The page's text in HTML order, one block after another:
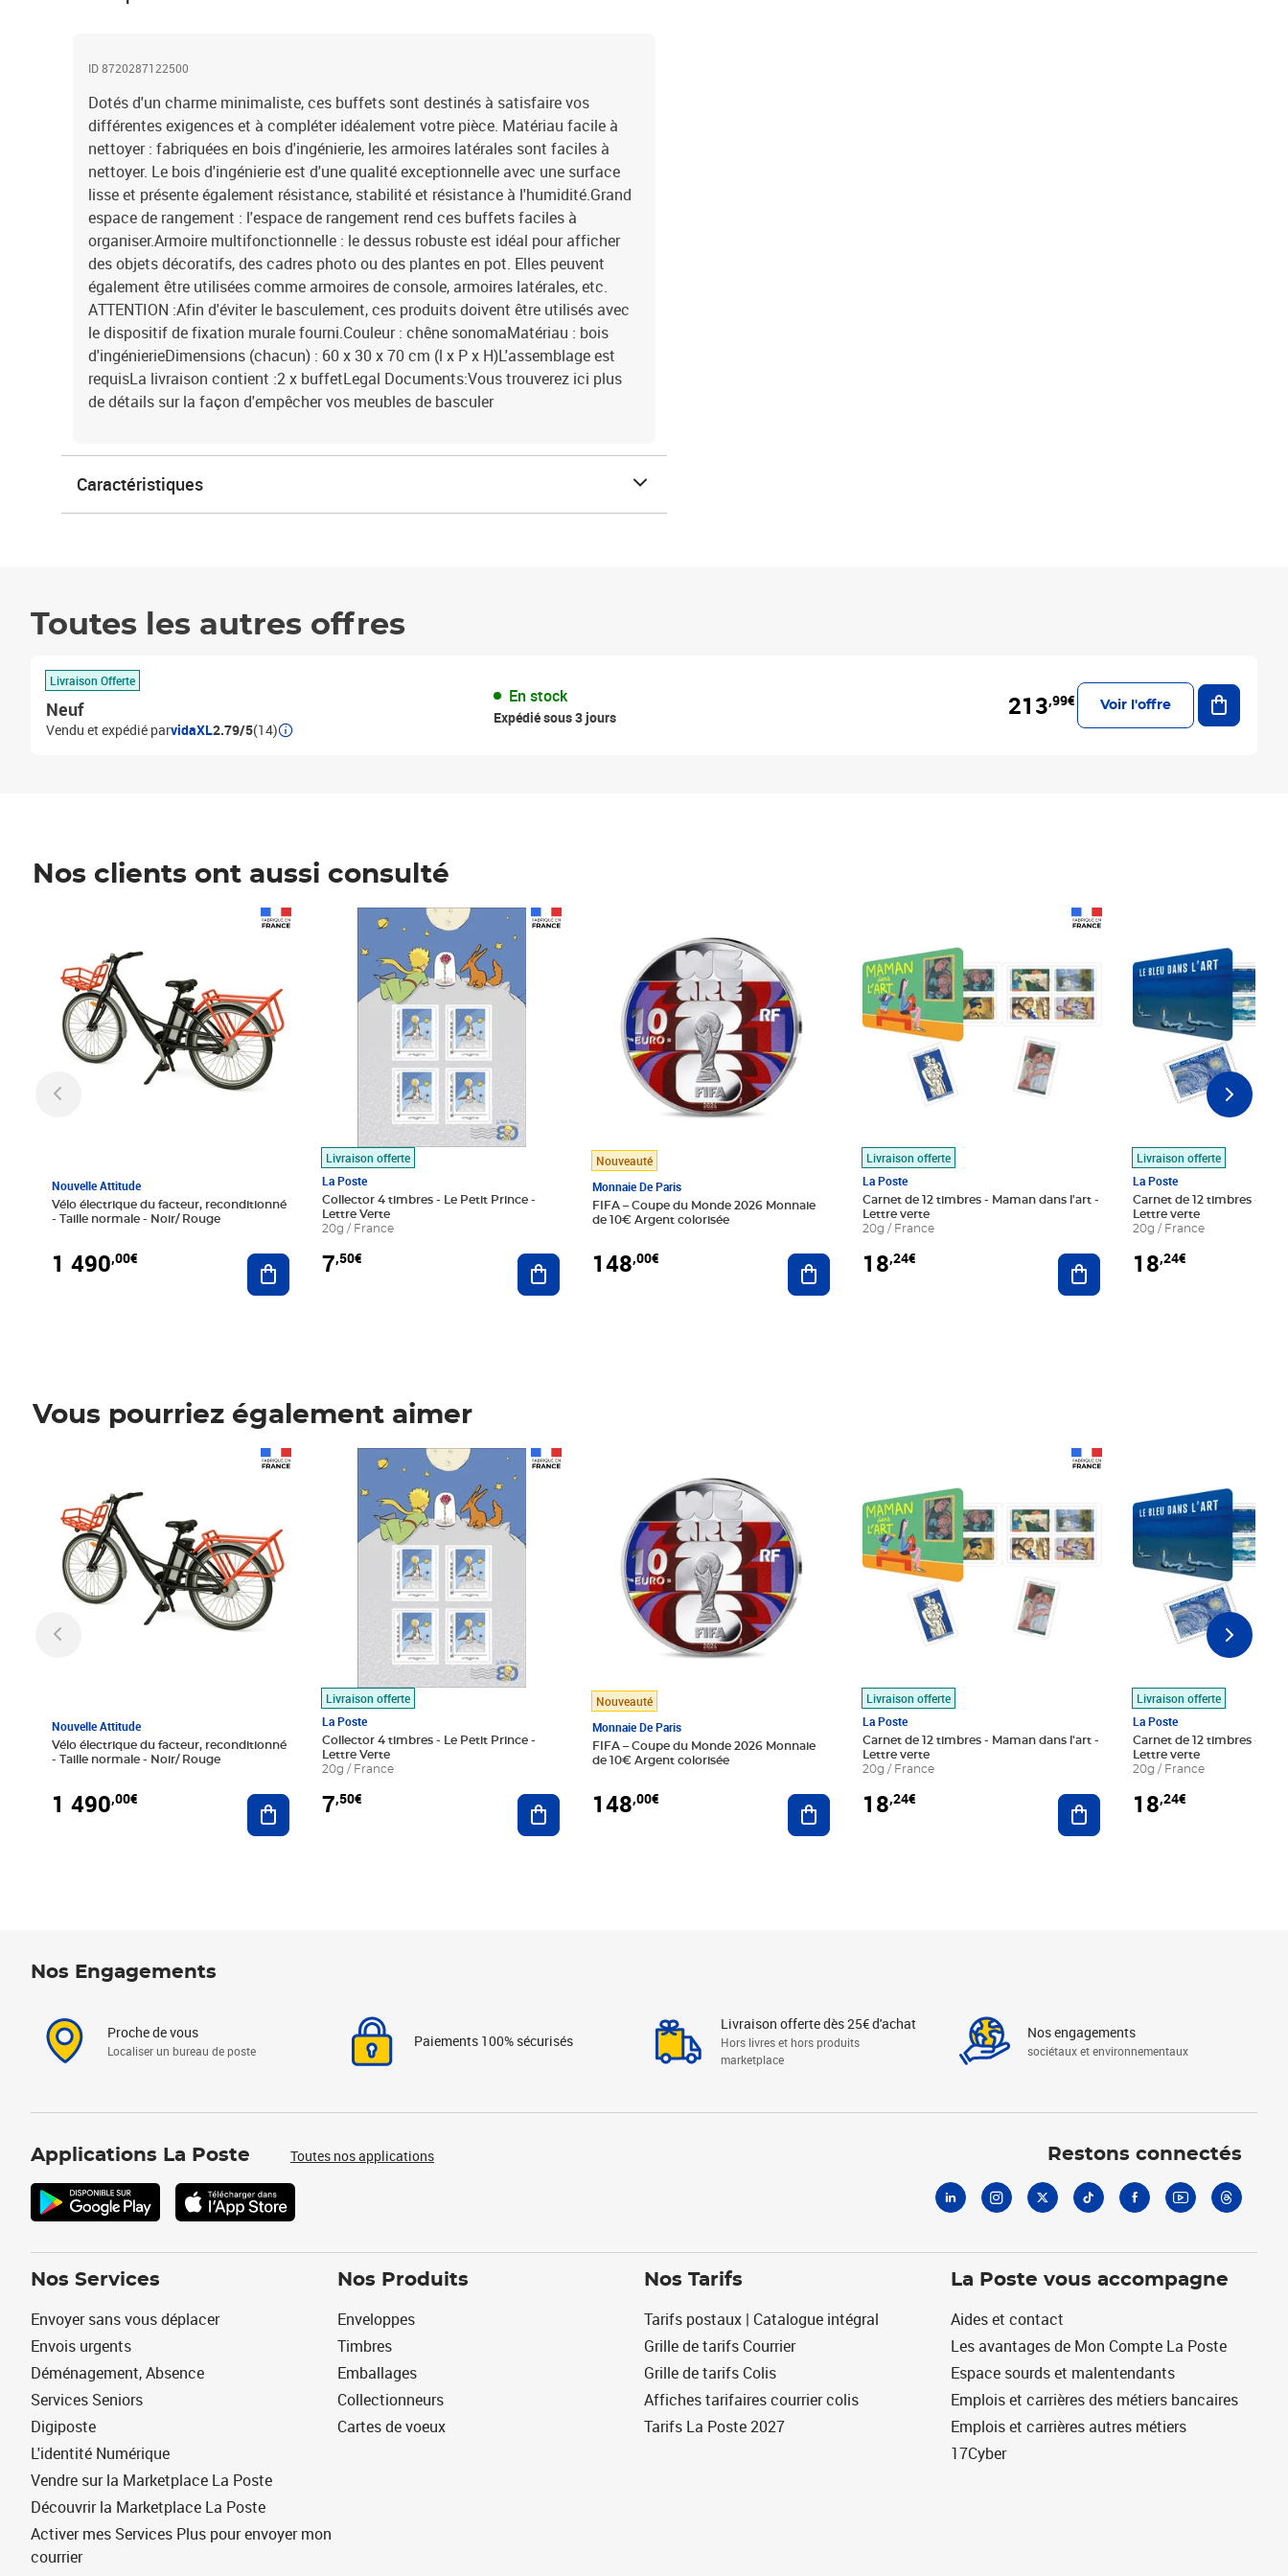
ID 8720287122500
Dotés d'un charme minimaliste, ces buffets sont destinés à satisfaire vos
différentes exigences et à compléter idéalement votre pièce. Matériau facile à
nettoyer : fabriquées en bois d'ingénierie, les armoires latérales sont faciles à
nettoyer. Le bois d'ingénierie est d'une qualité exceptionnelle avec une surface
lisse et présente également résistance, stabilité et résistance à l'humidité.Grand
espace de rangement : l'espace de rangement rend ces buffets faciles à
organiser.Armoire multifonctionnelle : le dessus robuste est idéal pour afficher
des objets décoratifs, des cadres photo ou des plantes en pot. Elles peuvent
également être utilisées comme armoires de console, armoires latérales, etc.
ATTENTION :Afin d'éviter le basculement, ces produits doivent être utilisés avec
le dispositif de fixation murale fourni.Couleur : chêne sonomaMatériau : bois
d'ingénierieDimensions (chacun) : 60 x 30 x 70 cm (l x P x H)L'assemblage est
requisLa livraison contient :2 x buffetLegal Documents:Vous trouverez ici plus
de détails sur la façon d'empêcher vos meubles de basculer
Caractéristiques
Toutes les autres offres
Livraison Offerte
Neuf
Vendu et expédié parvidaXL2.79/5(14)
En stock
Expédié sous 3 jours 213,99€ Voir l'offre
Ajouter
Nos clients ont aussi consulté
Nouvelle Attitude
Vélo électrique du facteur, reconditionné
- Taille normale - Noir/ Rouge
1 490,00€ Ajouter au panier
Livraison offerte
La Poste
Collector 4 timbres - Le Petit Prince -
Lettre Verte
20g / France
7,50€
Prix 7,50€
Ajouter au panier
Nouveauté
Monnaie De Paris
FIFA – Coupe du Monde 2026 Monnaie
de 10€ Argent colorisée
148,00€ Ajouter au panier
Livraison offerte
La Poste
Carnet de 12 timbres - Maman dans l'art -
Lettre verte
20g / France
18,24€ Ajouter au panier
Livraison offerte
La Poste
Carnet de 12 timbres - Le
Lettre verte
20g / France
18,24€
Vous pourriez également aimer
Nouvelle Attitude
Vélo électrique du facteur, reconditionné
- Taille normale - Noir/ Rouge
1 490,00€ Ajouter au panier
Livraison offerte
La Poste
Collector 4 timbres - Le Petit Prince -
Lettre Verte
20g / France
7,50€
Prix 7,50€
Ajouter au panier
Nouveauté
Monnaie De Paris
FIFA – Coupe du Monde 2026 Monnaie
de 10€ Argent colorisée
148,00€ Ajouter au panier
Livraison offerte
La Poste
Carnet de 12 timbres - Maman dans l'art -
Lettre verte
20g / France
18,24€ Ajouter au panier
Livraison offerte
La Poste
Carnet de 12 timbres - Le
Lettre verte
20g / France
18,24€
Nos Engagements
Proche de vous
Localiser un bureau de poste
Paiements 100% sécurisés
Livraison offerte dès 25€ d'achat
Hors livres et hors produits
marketplace
Nos engagements
sociétaux et environnementaux
Applications La Poste Toutes nos applications Restons connectés
Nos Services
Envoyer sans vous déplacer
Envois urgents
Déménagement, Absence
Services Seniors
Digiposte
L'identité Numérique
Vendre sur la Marketplace La Poste
Découvrir la Marketplace La Poste
Activer mes Services Plus pour envoyer mon
courrier
Nos Produits
Enveloppes
Timbres
Emballages
Collectionneurs
Cartes de voeux
Nos Tarifs
Tarifs postaux | Catalogue intégral
Grille de tarifs Courrier
Grille de tarifs Colis
Affiches tarifaires courrier colis
Tarifs La Poste 2027
La Poste vous accompagne
Aides et contact
Les avantages de Mon Compte La Poste
Espace sourds et malentendants
Emplois et carrières des métiers bancaires
Emplois et carrières autres métiers
17Cyber